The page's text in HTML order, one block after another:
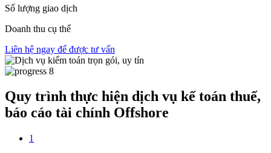
Số lượng giao dịch
Doanh thu cụ thể
Liên hệ ngay để được tư vấn
Quy trình thực hiện dịch vụ kế toán thuế,
báo cáo tài chính Offshore
1